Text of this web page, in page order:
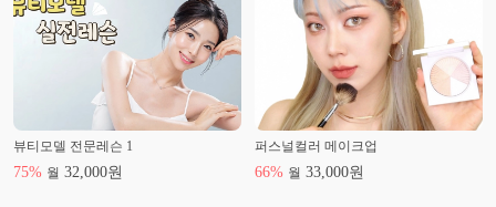
뷰티모델 전문레슨 1
75% 월 32,000원
퍼스널컬러 메이크업
66% 월 33,000원